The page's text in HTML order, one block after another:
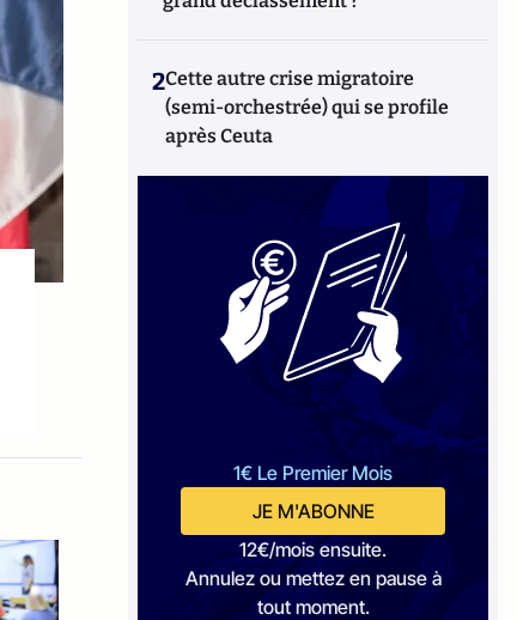
2Cette autre crise migratoire
(semi-orchestrée) qui se profile
après Ceuta
1€ Le Premier Mois
JE M'ABONNE
12€/mois ensuite.
Annulez ou mettez en pause à
tout moment.